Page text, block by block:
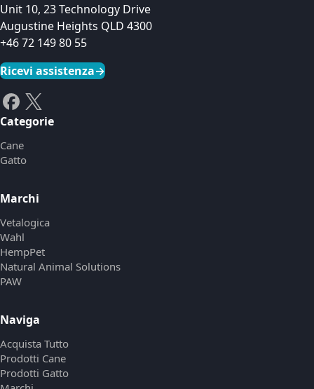
Unit 10, 23 Technology Drive
Augustine Heights QLD 4300
+46 72 149 80 55
Ricevi assistenza→
Categorie
Cane
Gatto
Marchi
Vetalogica
Wahl
HempPet
Natural Animal Solutions
PAW
Naviga
Acquista Tutto
Prodotti Cane
Prodotti Gatto